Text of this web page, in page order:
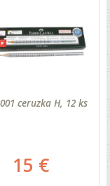
ceruzka H, 12 ks
15 €